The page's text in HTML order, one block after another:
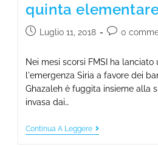
quinta
Luglio 11, 2018 0
Nei mesi scorsi FMSI ha
l'emergenza Siria a favore dei
Ghazaleh è fuggita insieme alla
invasa dai…
Continua A Leggere